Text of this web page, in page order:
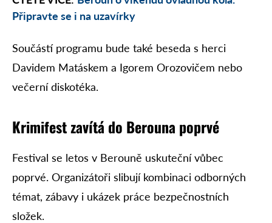
Připravte se i na uzavírky
Součástí programu bude také beseda s herci
Davidem Matáskem a Igorem Orozovičem nebo
večerní diskotéka.
Krimifest zavítá do Berouna poprvé
Festival se letos v Berouně uskuteční vůbec
poprvé. Organizátoři slibují kombinaci odborných
témat, zábavy i ukázek práce bezpečnostních
složek.